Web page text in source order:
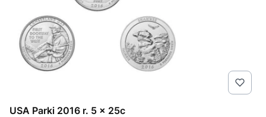
USA Parki 2016 r. 5 x 25c